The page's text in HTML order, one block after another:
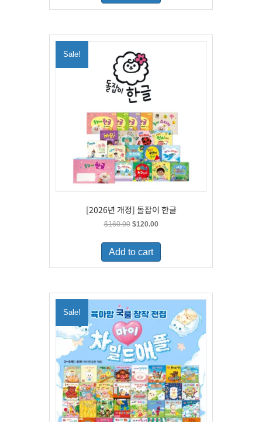
Sale!
[2026년 개정] 돌잡이 한글
$160.00 Original
was:
$160.00.
$120.00Current
is:
Add to cart
Sale!